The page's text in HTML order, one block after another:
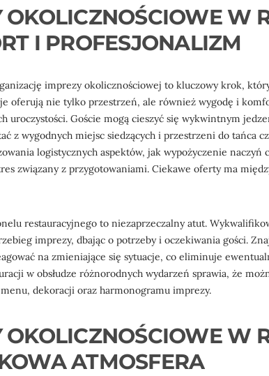
OKOLICZNOŚCIOWE W
I PROFESJONALIZM
imprezy okolicznościowej to kluczowy krok,
oferują nie tylko przestrzeń, ale również wygodę i
uroczystości. Goście mogą cieszyć się wykwintnym
z wygodnych miejsc siedzących i przestrzeni do tańca
logistycznych aspektów, jak wypożyczenie naczyń
związany z przygotowaniami. Ciekawe oferty ma
restauracyjnego to niezaprzeczalny atut.
imprezy, dbając o potrzeby i oczekiwania gości.
na zmieniające się sytuacje, co eliminuje
w obsłudze różnorodnych wydarzeń sprawia, że
dekoracji oraz harmonogramu imprezy.
OKOLICZNOŚCIOWE W
ATMOSFERA